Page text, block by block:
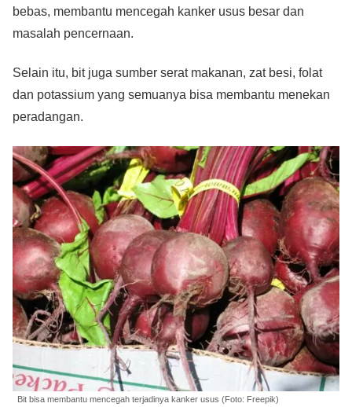
bebas, membantu mencegah kanker usus besar dan
masalah pencernaan.
Selain itu, bit juga sumber serat makanan, zat besi, folat
dan potassium yang semuanya bisa membantu menekan
peradangan.
Bit bisa membantu mencegah terjadinya kanker usus (Foto: Freepik)